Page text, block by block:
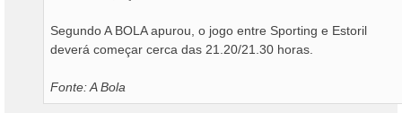
Segundo A BOLA apurou, o jogo entre Sporting e Estoril
deverá começar cerca das 21.20/21.30 horas.
Fonte: A Bola